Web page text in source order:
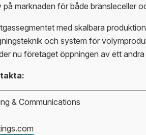
marknaden för både bränsleceller
med skalbara
och system för
nu företaget öppningen av ett
& Communications